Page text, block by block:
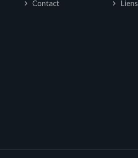
Contact
Liens